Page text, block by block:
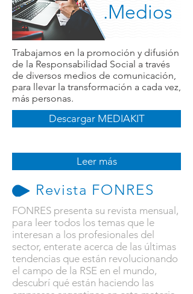
.Medios
Trabajamos en la promoción y difusión
de la Responsabilidad Social a través
de diversos medios de comunicación,
para llevar la transformación a cada vez,
más personas.
Descargar MEDIAKIT
Leer más
Revista FONRES
FONRES presenta su revista mensual,
para leer todos los temas que le
interesan a los profesionales del
sector, enterate acerca de las últimas
tendencias que están revolucionando
el campo de la RSE en el mundo,
descubrí qué están haciendo las